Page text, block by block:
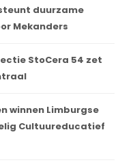
duurzame
Mekanders
StoCera 54 zet
winnen Limburgse
Cultuureducatief